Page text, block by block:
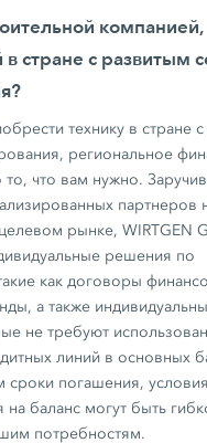
компанией,
стране с развитым
технику в стране
региональное
то, что вам нужно.
партнеров
рынке, WIRTGEN
решения по
как договоры
а также
не требуют
линий в основных
сроки погашения,
на баланс могут быть
потребностям.